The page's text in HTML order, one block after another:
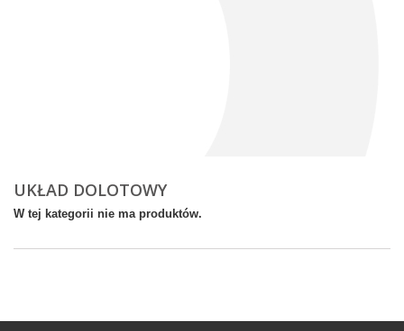
UKŁAD DOLOTOWY
W tej kategorii nie ma produktów.